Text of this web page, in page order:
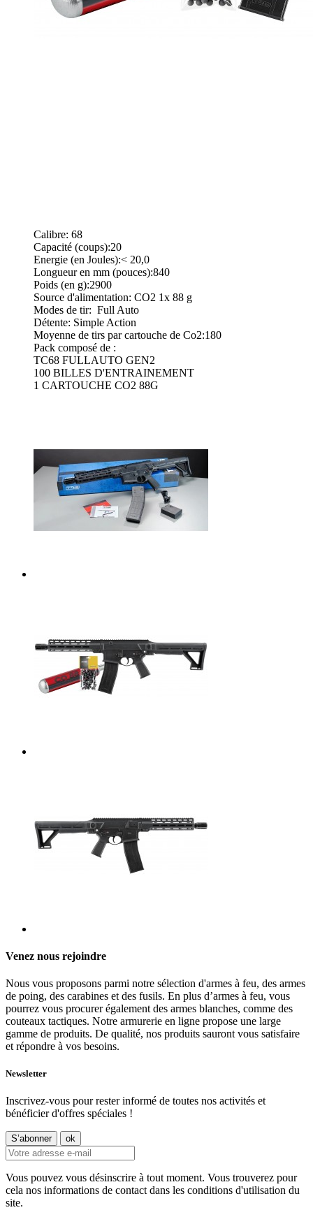
Calibre: 68
Capacité (coups):20
Energie (en Joules):< 20,0
Longueur en mm (pouces):840
Poids (en g):2900
Source d'alimentation: CO2 1x 88 g
Modes de tir: Full Auto
Détente: Simple Action
Moyenne de tirs par cartouche de Co2:180
Pack composé de :
TC68 FULLAUTO GEN2
100 BILLES D'ENTRAINEMENT
1 CARTOUCHE CO2 88G
Venez nous rejoindre
Nous vous proposons parmi notre sélection d'armes à feu, des armes
de poing, des carabines et des fusils. En plus d’armes à feu, vous
pourrez vous procurer également des armes blanches, comme des
couteaux tactiques. Notre armurerie en ligne propose une large
gamme de produits. De qualité, nos produits sauront vous satisfaire
et répondre à vos besoins.
Newsletter
Inscrivez-vous pour rester informé de toutes nos activités et
bénéficier d'offres spéciales !
Vous pouvez vous désinscrire à tout moment. Vous trouverez pour
cela nos informations de contact dans les conditions d'utilisation du
site.